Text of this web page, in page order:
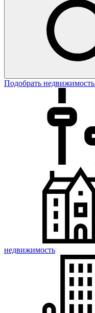
Подобрать недвижимость
недвижимость